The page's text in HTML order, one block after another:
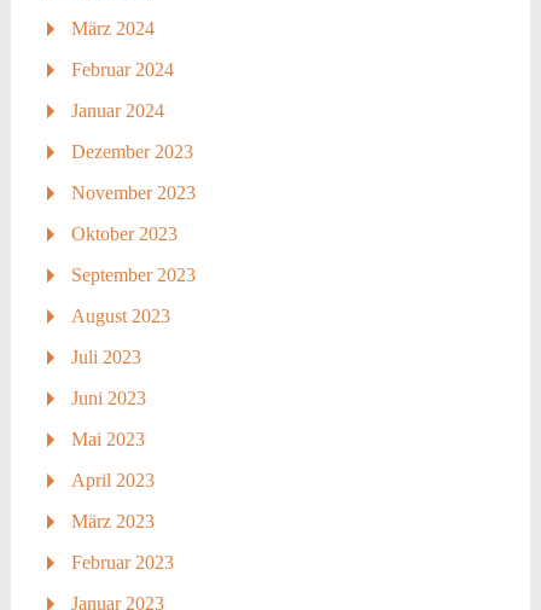
März 2024
Februar 2024
Januar 2024
Dezember 2023
November 2023
Oktober 2023
September 2023
August 2023
Juli 2023
Juni 2023
Mai 2023
April 2023
März 2023
Februar 2023
Januar 2023